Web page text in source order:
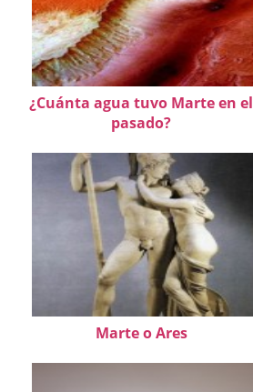
¿Cuánta agua tuvo Marte en el
pasado?
Marte o Ares